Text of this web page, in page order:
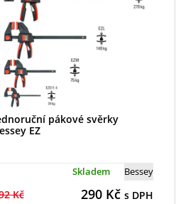
pákové svěrky
EZ
Bessey
Skladem
Kč 290Kč s DPH